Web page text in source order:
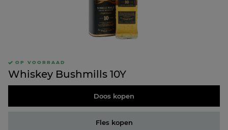
OP VOORRAAD
Whiskey Bushmills 10Y
Doos kopen
Fles kopen